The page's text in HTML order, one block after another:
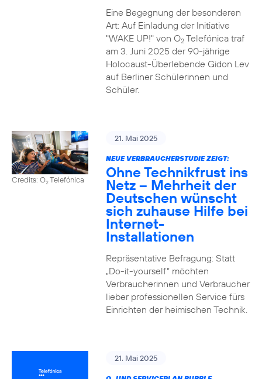
Eine Begegnung der besonderen
Art: Auf Einladung der Initiative
"WAKE UP!" von O2Telefónica traf
am 3. Juni 2025 der 90-jährige
Holocaust-Überlebende Gidon Lev
auf Berliner Schülerinnen und
Schüler.
Credits: O2Telefónica
21. Mai 2025
NEUE VERBRAUCHERSTUDIE ZEIGT:
Ohne Technikfrust ins
Netz – Mehrheit der
Deutschen wünscht
sich zuhause Hilfe bei
Internet-
Installationen
Repräsentative Befragung: Statt
„Do-it-yourself“ möchten
Verbraucherinnen und Verbraucher
lieber professionellen Service fürs
Einrichten der heimischen Technik.
21. Mai 2025